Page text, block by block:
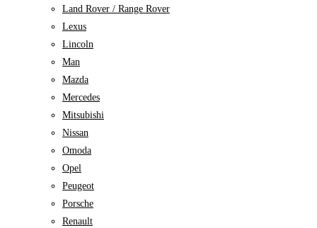
Land Rover / Range Rover
Lexus
Lincoln
Man
Mazda
Mercedes
Mitsubishi
Nissan
Omoda
Opel
Peugeot
Porsche
Renault